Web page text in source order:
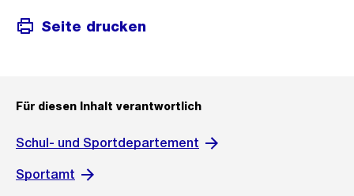
Seite drucken
Für diesen Inhalt verantwortlich
Schul- und Sportdepartement
Sportamt